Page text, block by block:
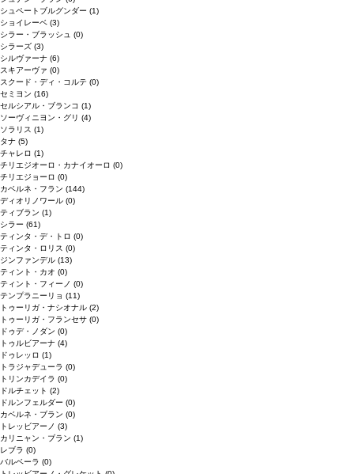
シュペートブルグンダー (1)
ショイレーベ (3)
シラー・ブラッシュ (0)
シラーズ (3)
シルヴァーナ (6)
スキアーヴァ (0)
スクード・ディ・コルテ (0)
セミヨン (16)
セルシアル・ブランコ (1)
ソーヴィニヨン・グリ (4)
ソラリス (1)
タナ (5)
チャレロ (1)
チリエジオーロ・カナイオーロ (0)
チリエジョーロ (0)
カベルネ・フラン (144)
ディオリノワール (0)
ティブラン (1)
シラー (61)
ティンタ・デ・トロ (0)
ティンタ・ロリス (0)
ジンファンデル (13)
ティント・カオ (0)
ティント・フィーノ (0)
テンプラニーリョ (11)
トゥーリガ・ナシオナル (2)
トゥーリガ・フランセサ (0)
ドゥデ・ノダン (0)
トゥルビアーナ (4)
ドゥレッロ (1)
トラジャデューラ (0)
トリンカデイラ (0)
ドルチェット (2)
ドルンフェルダー (0)
カベルネ・ブラン (0)
トレッビアーノ (3)
カリニャン・ブラン (1)
レブラ (0)
バルベーラ (0)